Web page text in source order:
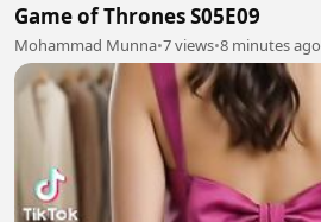
Game of Thrones S05E09
Mohammad Munna•7 views•8 minutes ago